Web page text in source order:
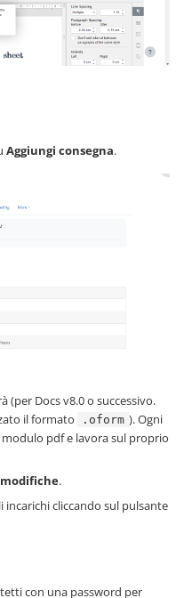
Aggiungi consegna.
(per Docs v8.0 o successivo.
il formato
.oform ). Ogni
pdf e lavora sul proprio
.
cliccando sul pulsante
con una password per